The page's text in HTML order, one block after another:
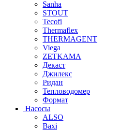
Sanha
STOUT
Tecofi
Thermaflex
THERMAGENT
Viega
ZETKAMA
Декаст
Джилекс
Ридан
Тепловодомер
Формат
Насосы
ALSO
Baxi